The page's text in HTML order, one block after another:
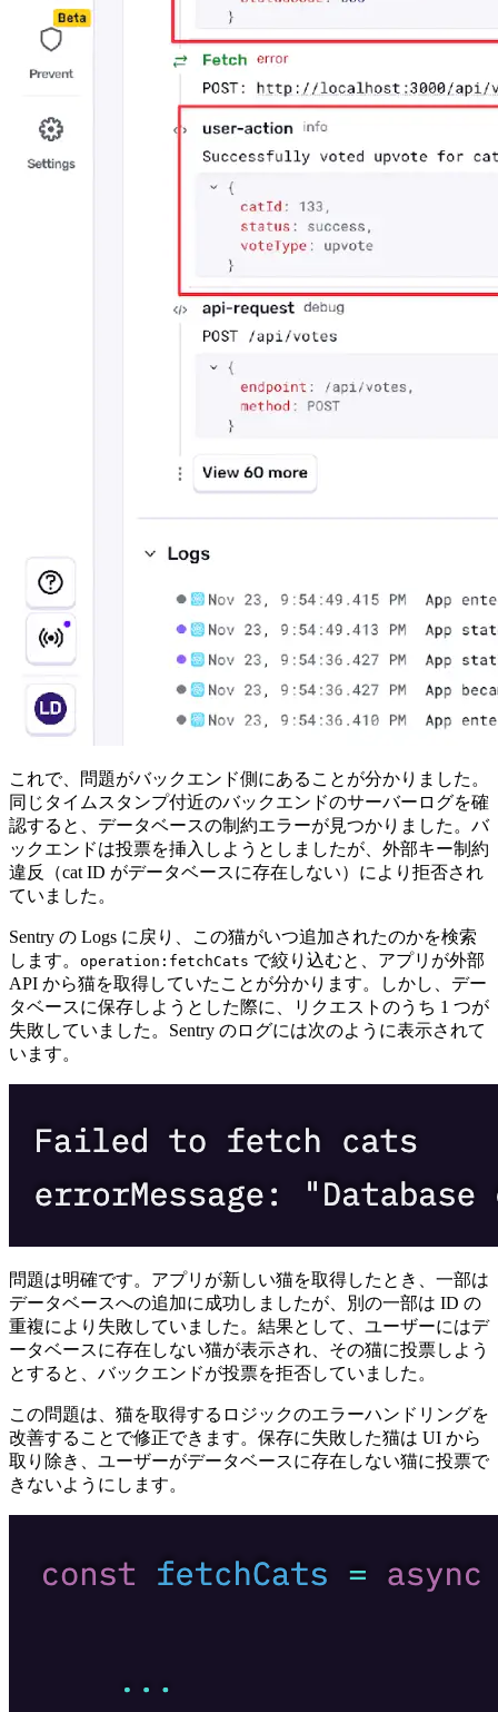
これで、問題がバックエンド側にあることが分かりました。
同じタイムスタンプ付近のバックエンドのサーバーログを確
認すると、データベースの制約エラーが見つかりました。バ
ックエンドは投票を挿入しようとしましたが、外部キー制約
違反（cat ID がデータベースに存在しない）により拒否され
ていました。
Sentry の Logs に戻り、この猫がいつ追加されたのかを検索
します。 operation:fetchCats で絞り込むと、アプリが外部
API から猫を取得していたことが分かります。しかし、デー
タベースに保存しようとした際に、リクエストのうち 1 つが
失敗していました。Sentry のログには次のように表示されて
います。
問題は明確です。アプリが新しい猫を取得したとき、一部は
データベースへの追加に成功しましたが、別の一部は ID の
重複により失敗していました。結果として、ユーザーにはデ
ータベースに存在しない猫が表示され、その猫に投票しよう
とすると、バックエンドが投票を拒否していました。
この問題は、猫を取得するロジックのエラーハンドリングを
改善することで修正できます。保存に失敗した猫は UI から
取り除き、ユーザーがデータベースに存在しない猫に投票で
きないようにします。